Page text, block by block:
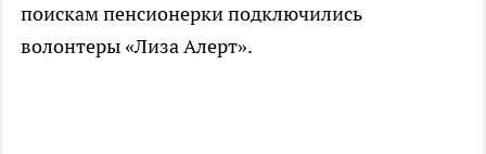
поискам пенсионерки подключились
волонтеры «Лиза Алерт».